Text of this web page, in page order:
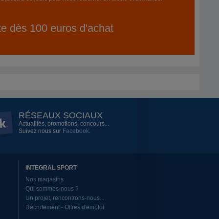
dès 100 euros d'achat
RÉSEAUX SOCIAUX
Actualités, promotions, concours...
Suivez nous sur Facebook.
INTEGRAL SPORT
Nos magasins
Qui sommes-nous ?
Un projet, rencontrons-nous...
Recrutement - Offres d'emploi